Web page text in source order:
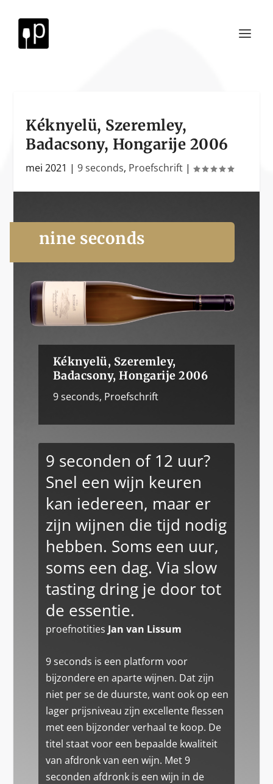
Kéknyelü, Szeremley,
Badacsony, Hongarije 2006
mei 2021 |9 seconds, Proefschrift |
nine seconds
Kéknyelü, Szeremley,
Badacsony, Hongarije 2006
9 seconds, Proefschrift
9 seconden of 12 uur?
Snel een wijn keuren
kan iedereen, maar er
zijn wijnen die tijd nodig
hebben. Soms een uur,
soms een dag. Via slow
tasting dring je door tot
de essentie.
proefnotities Jan van Lissum
9 seconds is een platform voor
bijzondere en aparte wijnen. Dat zijn
niet per se de duurste, want ook op een
lager prijsniveau zijn excellente flessen
met een bijzonder verhaal te koop. De
titel staat voor een bepaalde kwaliteit
van afdronk van een wijn. Met 9
seconden afdronk is een wijn in de